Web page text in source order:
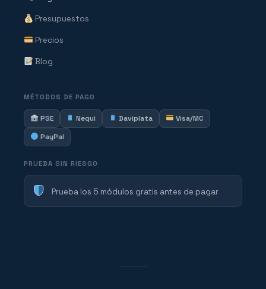
Presupuestos
Precios
Blog
MÉTODOS DE PAGO
PSE Nequi Daviplata
Visa/MC
PayPal
PRUEBA SIN RIESGO
Prueba los 5 módulos gratis antes de pagar